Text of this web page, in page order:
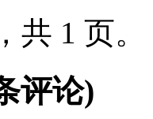
共 1 页。
评论)